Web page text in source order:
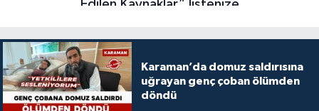
Karaman’da domuz saldırısına
uğrayan genç çoban ölümden
döndü